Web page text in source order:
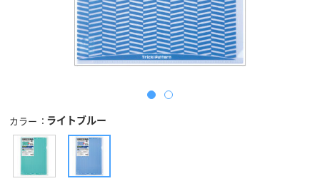
カラー ライトブルー